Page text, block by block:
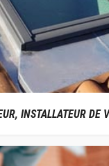
INSTALLATEUR DE